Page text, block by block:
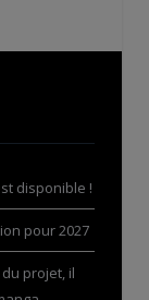
disponible !
pour 2027
projet, il